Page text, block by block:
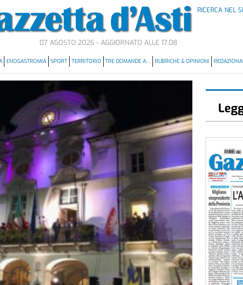
RICERCA NEL
07 AGOSTO 2026 - AGGIORNATO ALLE 17.08
ENOGASTROMIA SPORT TERRITORIO TRE DOMANDE A… RUBRICHE & OPINIONI